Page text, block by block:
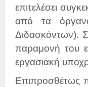
επιτελέσει
από τα
Διδασκόντων).
παραμονή του
εργασιακή
Επιπροσθέτως